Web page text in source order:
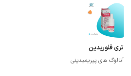
تری فلوریدین
آنالوگ های پیریمیدینی